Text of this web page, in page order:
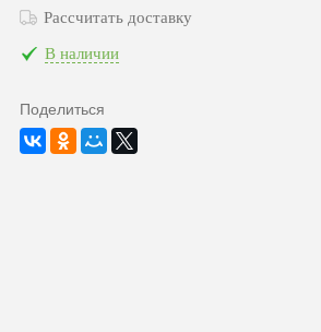
Рассчитать доставку
В наличии
Поделиться